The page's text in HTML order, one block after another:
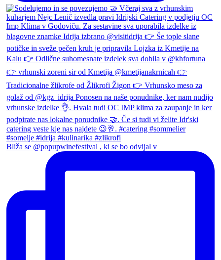
Bliža se @popupwinefestival , ki se bo odvijal v